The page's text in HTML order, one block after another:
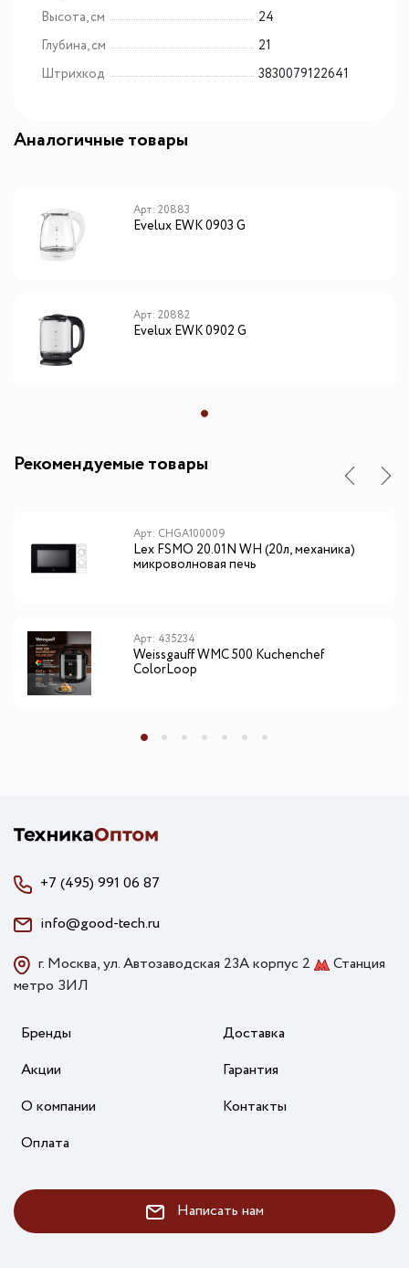
Высота, см
24
Глубина, см
21
Штрихкод
3830079122641
Аналогичные товары
Арт: 20883
Evelux EWK 0903 G
Арт: 20882
Evelux EWK 0902 G
Рекомендуемые товары
Арт: CHGA100009
Lex FSMO 20.01N WH (20л, механика)
микроволновая печь
Арт: 435234
Weissgauff WMC 500 Kuchenchef
ColorLoop
+7 (495) 991 06 87
info@good-tech.ru
г. Москва, ул. Автозаводская 23А корпус 2
Станция
метро ЗИЛ
Бренды
Акции
О компании
Оплата
Доставка
Гарантия
Контакты
Написать нам